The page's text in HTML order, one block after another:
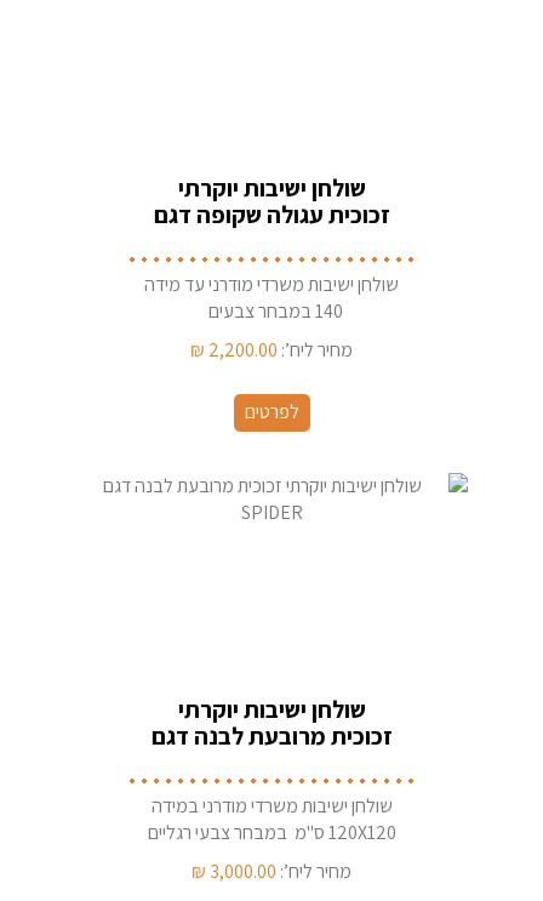
שולחן ישיבות יוקרתי
זכוכית עגולה שקופה דגם
שולחן ישיבות משרדי מודרני עד מידה
140 במבחר צבעים
מחיר ליח’: 2,200.00
₪
לפרטים
שולחן ישיבות יוקרתי
זכוכית מרובעת לבנה דגם
שולחן ישיבות משרדי מודרני במידה
120X120 ס''מ במבחר צבעי רגליים
מחיר ליח’: 3,000.00
₪